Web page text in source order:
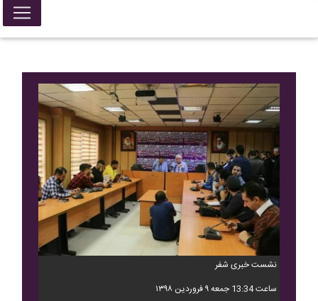
نشست خبری شفر
ساعت 13:34 جمعه ۹ فروردین ۱۳۹۸